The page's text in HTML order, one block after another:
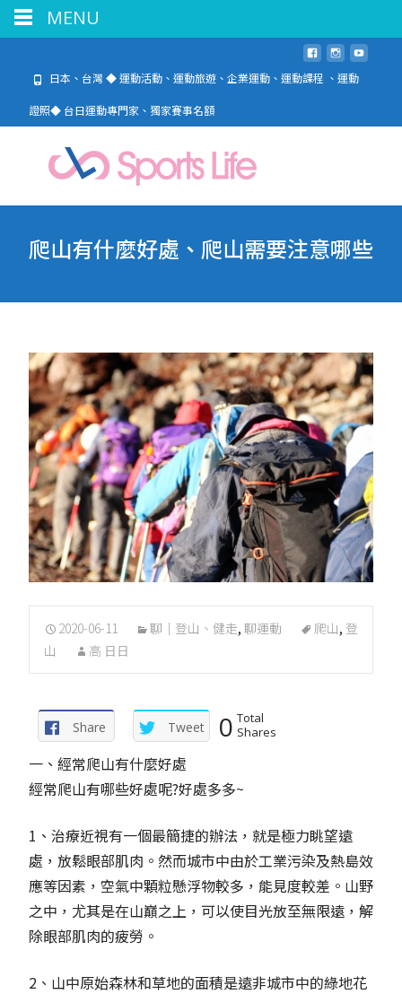
日本、台灣 ◆ 運動活動、運動旅遊、企業運動、運動課程 、運動
證照◆ 台日運動專門家、獨家賽事名額
爬山有什麼好處、爬山需要注意哪些
2020-06-11 聊｜登山、健走, 聊運動 爬山, 登
山
高 日日
Share Tweet 0 Total
Shares
一、經常爬山有什麼好處
經常爬山有哪些好處呢?好處多多~
1、治療近視有一個最簡捷的辦法，就是極力眺望遠
處，放鬆眼部肌肉。然而城市中由於工業污染及熱島效
應等因素，空氣中顆粒懸浮物較多，能見度較差。山野
之中，尤其是在山巔之上，可以使目光放至無限遠，解
除眼部肌肉的疲勞。
2、山中原始森林和草地的面積是遠非城市中的綠地花
MENU